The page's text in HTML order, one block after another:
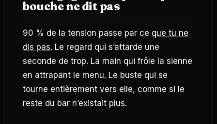
bouche ne dit pas
90 % de la tension passe par ce que tu ne
dis pas. Le regard qui s’attarde une
seconde de trop. La main qui frôle la sienne
en attrapant le menu. Le buste qui se
tourne entièrement vers elle, comme si le
reste du bar n’existait plus.